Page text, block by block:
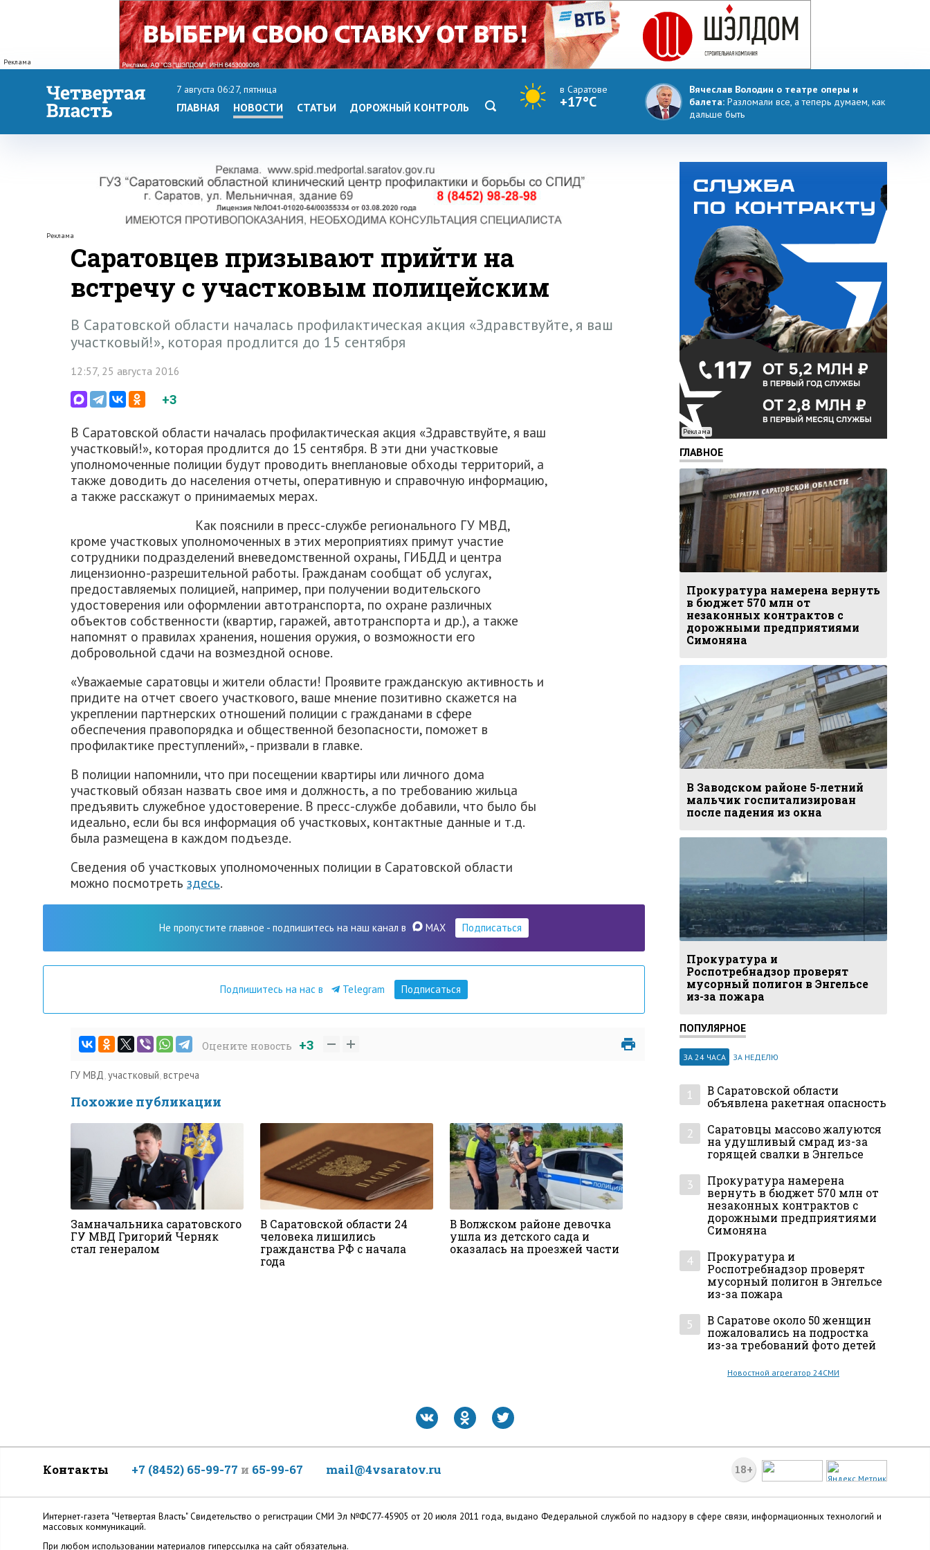
Реклама
7 августа 06:27, пятница
ГЛАВНАЯ НОВОСТИ СТАТЬИ ДОРОЖНЫЙ КОНТРОЛЬ
в Саратове
+17°C
Вячеслав Володин о театре оперы и
балета: Разломали все, а теперь думаем, как
дальше быть
Реклама
Саратовцев призывают прийти на
встречу с участковым полицейским
В Саратовской области началась профилактическая акция «Здравствуйте, я ваш
участковый!», которая продлится до 15 сентября
12:57, 25 августа 2016
+3
В Саратовской области началась профилактическая акция «Здравствуйте, я ваш
участковый!», которая продлится до 15 сентября. В эти дни участковые
уполномоченные полиции будут проводить внеплановые обходы территорий, а
также доводить до населения отчеты, оперативную и справочную информацию,
а также расскажут о принимаемых мерах.
Как пояснили в пресс-службе регионального ГУ МВД,
кроме участковых уполномоченных в этих мероприятиях примут участие
сотрудники подразделений вневедомственной охраны, ГИБДД и центра
лицензионно-разрешительной работы. Гражданам сообщат об услугах,
предоставляемых полицией, например, при получении водительского
удостоверения или оформлении автотранспорта, по охране различных
объектов собственности (квартир, гаражей, автотранспорта и др.), а также
напомнят о правилах хранения, ношения оружия, о возможности его
добровольной сдачи на возмездной основе.
«Уважаемые саратовцы и жители области! Проявите гражданскую активность и
придите на отчет своего участкового, ваше мнение позитивно скажется на
укреплении партнерских отношений полиции с гражданами в сфере
обеспечения правопорядка и общественной безопасности, поможет в
профилактике преступлений», - призвали в главке.
В полиции напомнили, что при посещении квартиры или личного дома
участковый обязан назвать свое имя и должность, а по требованию жильца
предъявить служебное удостоверение. В пресс-службе добавили, что было бы
идеально, если бы вся информация об участковых, контактные данные и т.д.
была размещена в каждом подъезде.
Сведения об участковых уполномоченных полиции в Саратовской области
можно посмотреть здесь.
Не пропустите главное - подпишитесь на наш канал в MAX Подписаться
Подпишитесь на нас в Telegram Подписаться
Оцените новость +3
ГУ МВД участковый встреча
Похожие публикации
Замначальника саратовского
ГУ МВД Григорий Черняк
стал генералом
В Саратовской области 24
человека лишились
гражданства РФ с начала
года
В Волжском районе девочка
ушла из детского сада и
оказалась на проезжей части
Реклама
ГЛАВНОЕ
Прокуратура намерена вернуть
в бюджет 570 млн от
незаконных контрактов с
дорожными предприятиями
Симоняна
В Заводском районе 5-летний
мальчик госпитализирован
после падения из окна
Прокуратура и
Роспотребнадзор проверят
мусорный полигон в Энгельсе
из-за пожара
ПОПУЛЯРНОЕ
ЗА 24 ЧАСА ЗА НЕДЕЛЮ
1
В Саратовской области
объявлена ракетная опасность
2
Саратовцы массово жалуются
на удушливый смрад из-за
горящей свалки в Энгельсе
3
Прокуратура намерена
вернуть в бюджет 570 млн от
незаконных контрактов с
дорожными предприятиями
Симоняна
4
Прокуратура и
Роспотребнадзор проверят
мусорный полигон в Энгельсе
из-за пожара
5
В Саратове около 50 женщин
пожаловались на подростка
из-за требований фото детей
Новостной агрегатор 24СМИ
18+
Контакты +7 (8452) 65-99-77 и 65-99-67 mail@4vsaratov.ru
Интернет-газета "Четвертая Власть" Cвидетельство о регистрации СМИ Эл №ФС77-45905 от 20 июля 2011 года, выдано Федеральной службой по надзору в сфере связи, информационных технологий и
массовых коммуникаций.
При любом использовании материалов гиперссылка на сайт обязательна.